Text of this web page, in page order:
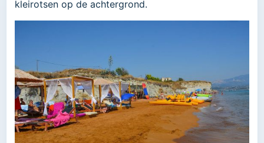
kleirotsen op de achtergrond.